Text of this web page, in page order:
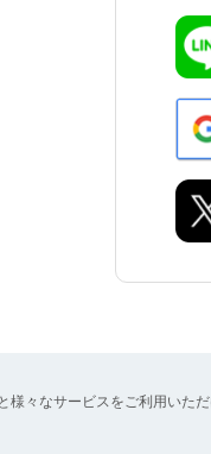
様々なサービスをご利用いた